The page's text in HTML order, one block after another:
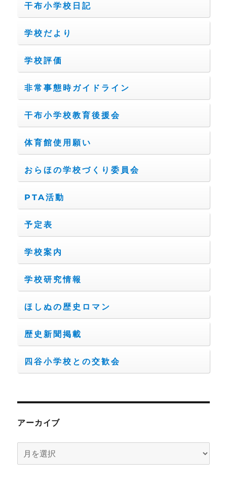
干布小学校日記
学校だより
学校評価
非常事態時ガイドライン
干布小学校教育後援会
体育館使用願い
おらほの学校づくり委員会
PTA活動
予定表
学校案内
学校研究情報
ほしぬの歴史ロマン
歴史新聞掲載
四谷小学校との交歓会
アーカイブ
ー